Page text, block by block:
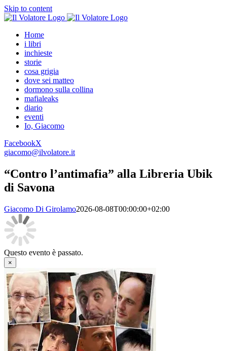
Skip to content
Home
i libri
inchieste
storie
cosa grigia
dove sei matteo
dormono sulla collina
mafialeaks
diario
eventi
Io, Giacomo
FacebookX
giacomo@ilvolatore.it
“Contro l’antimafia” alla Libreria Ubik
di Savona
Giacomo Di Girolamo2026-08-08T00:00:00+02:00
Questo evento è passato.
×